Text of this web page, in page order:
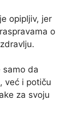
opipljiv, jer
o
samo da
već i potiču
za svoju